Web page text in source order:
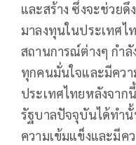
และสร้าง ซึ่งจะช่วย
มาลงทุนในประเทศ
สถานการณ์ต่างๆ กำ
ทุกคนมั่นใจและมีควา
ประเทศไทยหลังจาก
รัฐบาลปัจจุบันได้ทำ
ความเข้มแข็งและมีค